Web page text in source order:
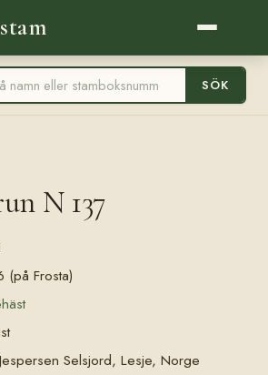
SÖK
N 137
(på Frosta)
Selsjord, Lesje, Norge